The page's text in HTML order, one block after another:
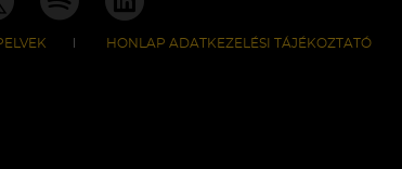
HONLAP ADATKEZELÉSI TÁJÉKOZTATÓ